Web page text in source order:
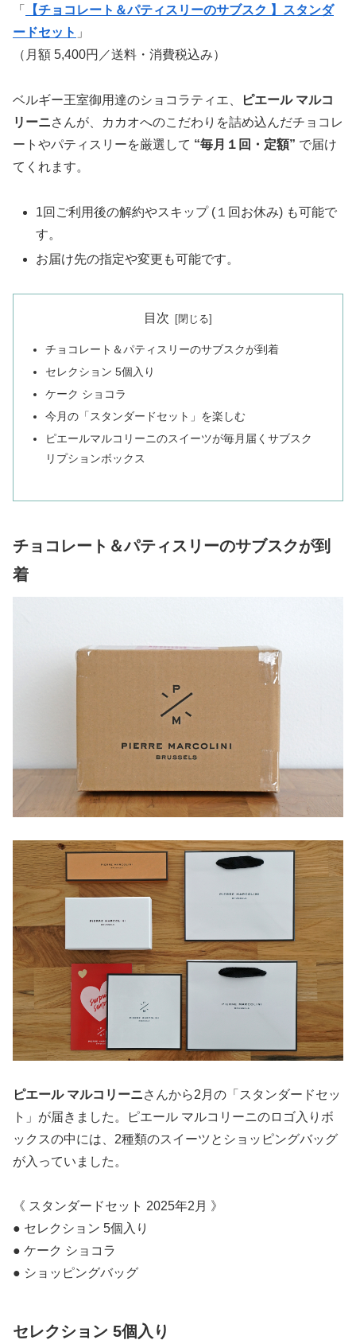
「
【チョコレート＆パティスリーのサブスク 】スタンダ
ードセット 」
（月額 5,400円／送料・消費税込み）
ベルギー王室御用達のショコラティエ、
ピエール マルコ
リーニさんが、カカオへのこだわりを詰め込んだチョコレ
ートやパティスリーを厳選して “毎月１回・定額” で届け
てくれます。
1回ご利用後の解約やスキップ (１回お休み) も可能で
す。
お届け先の指定や変更も可能です。
目次
チョコレート＆パティスリーのサブスクが到着
セレクション 5個入り
ケーク ショコラ
今月の「スタンダードセット」を楽しむ
ピエールマルコリーニのスイーツが毎月届くサブスク
リプションボックス
チョコレート＆パティスリーのサブスクが到
着
ピエール マルコリーニさんから2月の「スタンダードセッ
ト」が届きました。ピエール マルコリーニのロゴ入りボ
ックスの中には、2種類のスイーツとショッピングバッグ
が入っていました。
《 スタンダードセット 2025年2月 》
● セレクション 5個入り
● ケーク ショコラ
● ショッピングバッグ
セレクション 5個入り